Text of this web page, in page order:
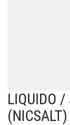
LIQUIDO /